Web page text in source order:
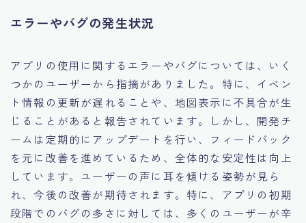
エラーやバグの発生状況
アプリの使用に関するエラーやバグについては、いく
つかのユーザーから指摘がありました。特に、イベン
ト情報の更新が遅れることや、地図表示に不具合が生
じることがあると報告されています。しかし、開発チ
ームは定期的にアップデートを行い、フィードバック
を元に改善を進めているため、全体的な安定性は向上
しています。ユーザーの声に耳を傾ける姿勢が見ら
れ、今後の改善が期待されます。特に、アプリの初期
段階でのバグの多さに対しては、多くのユーザーが辛